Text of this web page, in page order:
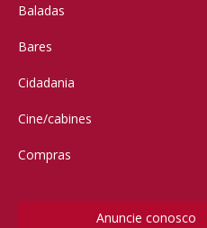
Baladas
Bares
Cidadania
Cine/cabines
Compras
Anuncie conosco